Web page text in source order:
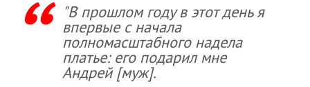
"В прошлом году в этот день я
впервые с начала
полномасштабного надела
платье: его подарил мне
Андрей [муж].